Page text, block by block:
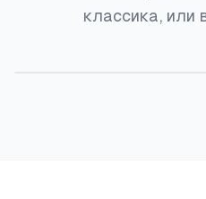
классика, или